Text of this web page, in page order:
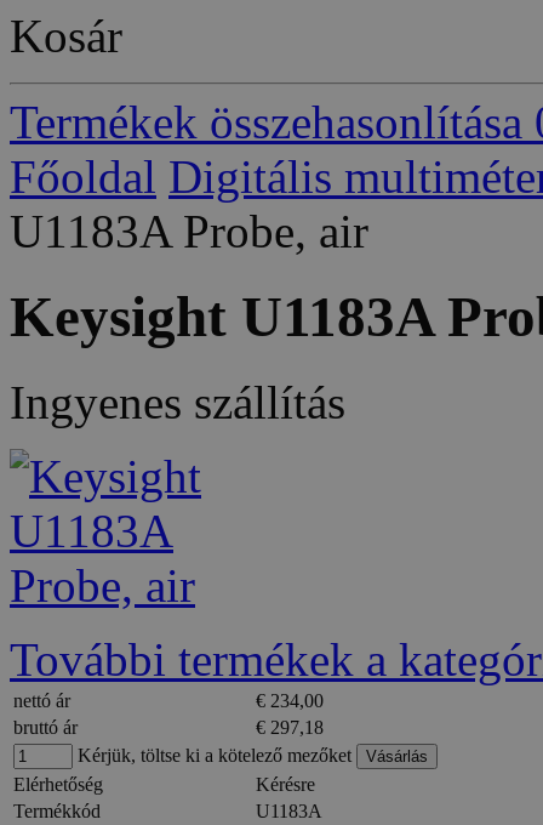
Kosár
Termékek összehasonlítása
Főoldal Digitális
U1183A Probe, air
Keysight U1183A
Ingyenes szállítás
További termékek a
nettó ár
€ 234,00
bruttó ár
€ 297,18
Kérjük, töltse ki a kötelező mezőket
Elérhetőség
Kérésre
Termékkód
U1183A